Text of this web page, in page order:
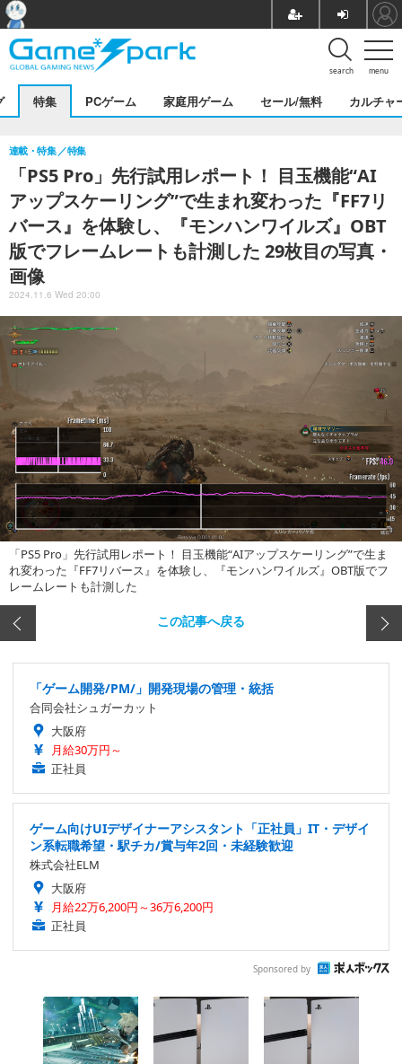
menu
search
特集 PCゲーム 家庭用ゲーム セール/無料 カルチャ
「PS5 Pro」先行試用レポート！ 目玉機能“AI
アップスケーリング”で生まれ変わった『FF7リ
バース』を体験し、『モンハンワイルズ』OBT
版でフレームレートも計測した 29枚目の写真・
画像
連載・特集 特集
2024.11.6 Wed 20:00
「PS5 Pro」先行試用レポート！ 目玉機能“AIアップスケーリング”で生ま
れ変わった『FF7リバース』を体験し、『モンハンワイルズ』OBT版でフ
レームレートも計測した
この記事へ戻る
「ゲーム開発/PM/」開発現場の管理・統括
合同会社シュガーカット
大阪府
月給30万円～
正社員
ゲーム向けUIデザイナーアシスタント「正社員」IT・デザイ
ン系転職希望・駅チカ/賞与年2回・未経験歓迎
株式会社ELM
大阪府
月給22万6,200円～36万6,200円
正社員
Sponsored by